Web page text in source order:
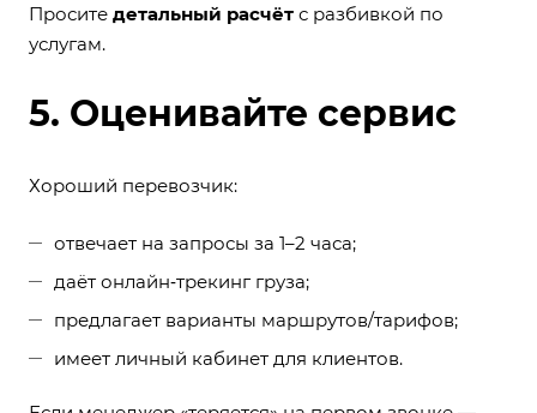
Просите детальный расчёт с разбивкой по
услугам.
5. Оценивайте сервис
Хороший перевозчик:
отвечает на запросы за 1–2 часа;
даёт онлайн‑трекинг груза;
предлагает варианты маршрутов/тарифов;
имеет личный кабинет для клиентов.